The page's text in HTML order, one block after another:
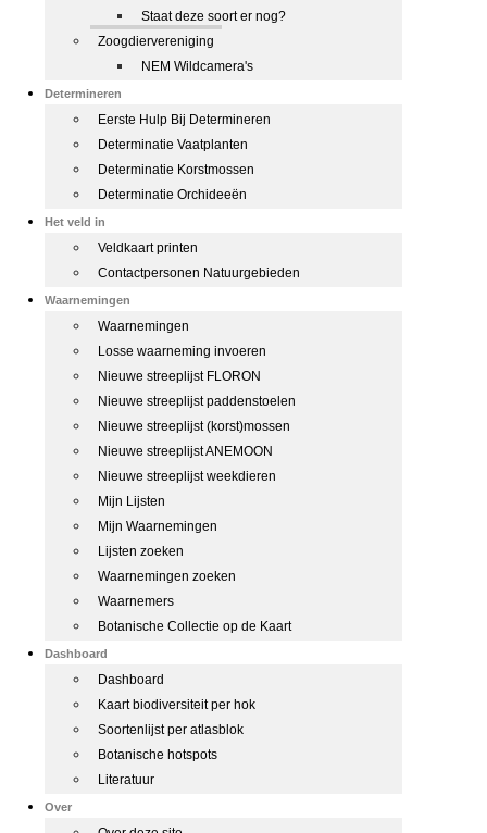
Staat deze soort er nog?
Zoogdiervereniging
NEM Wildcamera's
Determineren
Eerste Hulp Bij Determineren
Determinatie Vaatplanten
Determinatie Korstmossen
Determinatie Orchideeën
Het veld in
Veldkaart printen
Contactpersonen Natuurgebieden
Waarnemingen
Waarnemingen
Losse waarneming invoeren
Nieuwe streeplijst FLORON
Nieuwe streeplijst paddenstoelen
Nieuwe streeplijst (korst)mossen
Nieuwe streeplijst ANEMOON
Nieuwe streeplijst weekdieren
Mijn Lijsten
Mijn Waarnemingen
Lijsten zoeken
Waarnemingen zoeken
Waarnemers
Botanische Collectie op de Kaart
Dashboard
Dashboard
Kaart biodiversiteit per hok
Soortenlijst per atlasblok
Botanische hotspots
Literatuur
Over